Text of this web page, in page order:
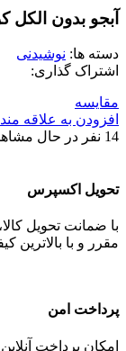
آبجو بدون الکل
دسته ها: نوشیدنی
اشتراک گذاری:
مقایسه
افزودن به علاقه
14 نفر در حال
تحویل اکسپرس
با ضمانت تحویل
مقرر و با
پرداخت امن
امکان پرداخت